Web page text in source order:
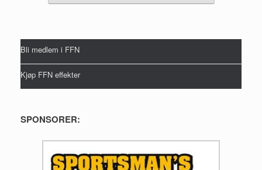
Bli medlem i FFN
Kjøp FFN effekter
SPONSORER: